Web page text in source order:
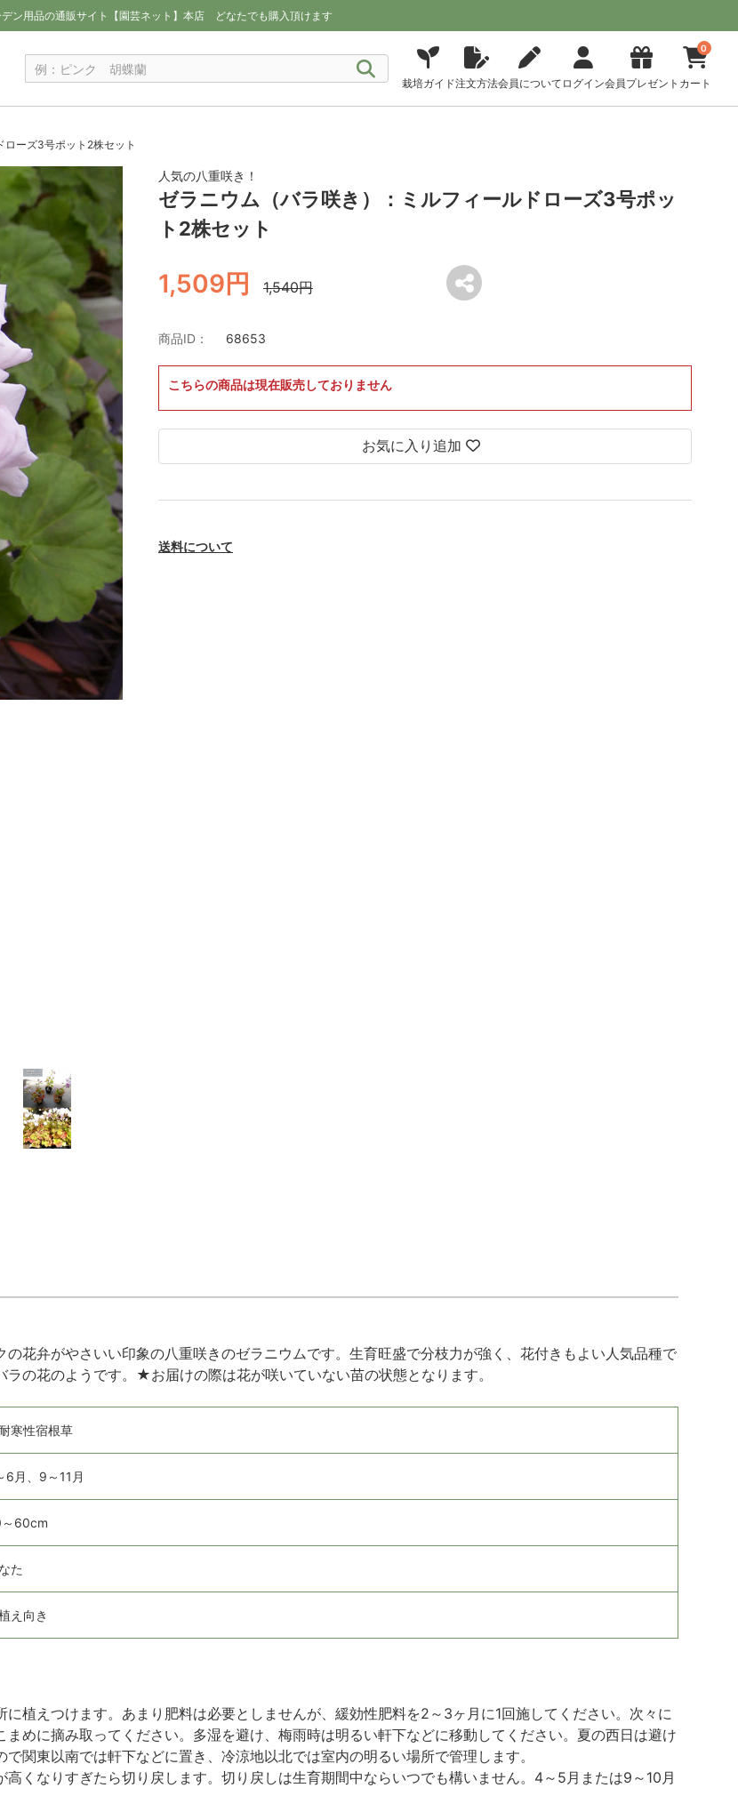
ン用品の通販サイト【園芸ネット】本店 どなたでも購入頂けます
栽培ガイド注文方法会員について ログイン会員プレゼント
0
カート
ーズ3号ポット2株セット
人気の八重咲き！
ゼラニウム（バラ咲き）：ミルフィールドローズ3号ポッ
ト2株セット
1,509円 1,540円
商品ID： 68653
こちらの商品は現在販売しておりません
お気に入り追加
送料について
の花弁がやさいい印象の八重咲きのゼラニウムです。生育旺盛で分枝力が強く、花付きもよい人気品種で
の花のようです。★お届けの際は花が咲いていない苗の状態となります。
寒性宿根草
6月、9～11月
60cm
た
え向き
に植えつけます。あまり肥料は必要としませんが、緩効性肥料を2～3ヶ月に1回施してください。次々に
めに摘み取ってください。多湿を避け、梅雨時は明るい軒下などに移動してください。夏の西日は避け
関東以南では軒下などに置き、冷涼地以北では室内の明るい場所で管理します。
高くなりすぎたら切り戻します。切り戻しは生育期間中ならいつでも構いません。4～5月または9～10月